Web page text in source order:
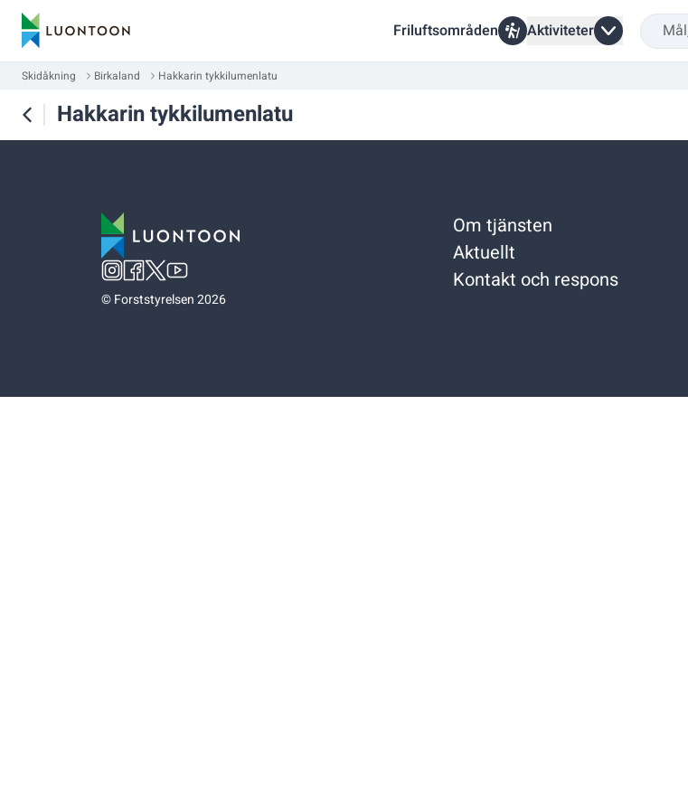
Friluftsområden Aktiviteter
Skidåkning Birkaland Hakkarin tykkilumenlatu
Hakkarin tykkilumenlatu
©Forststyrelsen 2026
Om tjänsten
Aktuellt
Kontakt och respons